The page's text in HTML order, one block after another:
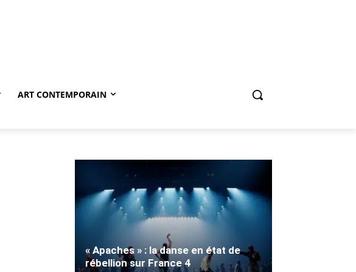
ART CONTEMPORAIN
« Apaches » : la danse en état de
rébellion sur France 4